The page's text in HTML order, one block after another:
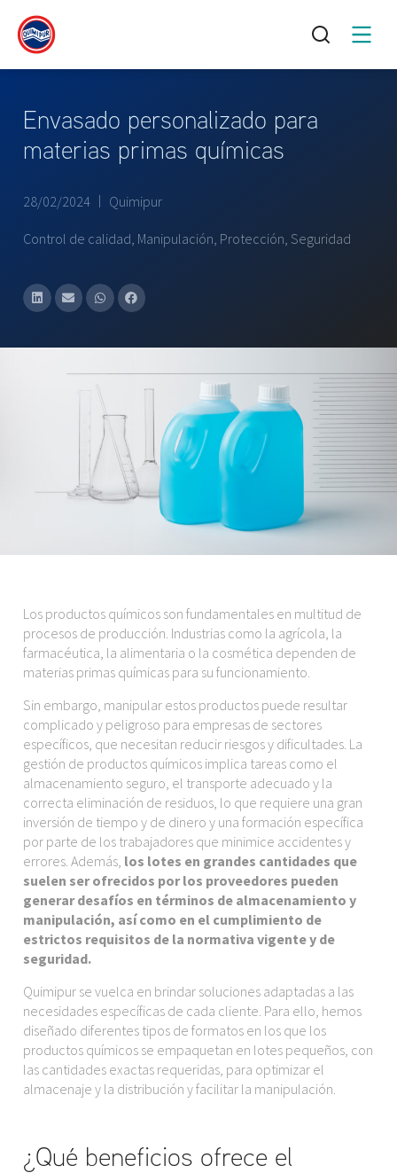
Envasado personalizado para
materias primas químicas
28/02/2024 Quimipur
Control de calidad, Manipulación, Protección, Seguridad
Los productos químicos son fundamentales en multitud de
procesos de producción. Industrias como la agrícola, la
farmacéutica, la alimentaria o la cosmética dependen de
materias primas químicas para su funcionamiento.
Sin embargo, manipular estos productos puede resultar
complicado y peligroso para empresas de sectores
específicos, que necesitan reducir riesgos y dificultades. La
gestión de productos químicos implica tareas como el
almacenamiento seguro, el transporte adecuado y la
correcta eliminación de residuos, lo que requiere una gran
inversión de tiempo y de dinero y una formación específica
por parte de los trabajadores que minimice accidentes y
errores. Además, los lotes en grandes cantidades que
suelen ser ofrecidos por los proveedores pueden
generar desafíos en términos de almacenamiento y
manipulación, así como en el cumplimiento de
estrictos requisitos de la normativa vigente y de
seguridad.
Quimipur se vuelca en brindar soluciones adaptadas a las
necesidades específicas de cada cliente. Para ello, hemos
diseñado diferentes tipos de formatos en los que los
productos químicos se empaquetan en lotes pequeños, con
las cantidades exactas requeridas, para optimizar el
almacenaje y la distribución y facilitar la manipulación.
¿Qué beneficios ofrece el